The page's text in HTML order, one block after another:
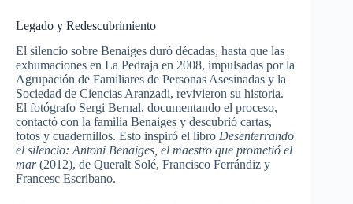
Legado y Redescubrimiento
El silencio sobre Benaiges duró décadas, hasta que las
exhumaciones en La Pedraja en 2008, impulsadas por la
Agrupación de Familiares de Personas Asesinadas y la
Sociedad de Ciencias Aranzadi, revivieron su historia.
El fotógrafo Sergi Bernal, documentando el proceso,
contactó con la familia Benaiges y descubrió cartas,
fotos y cuadernillos. Esto inspiró el libro Desenterrando
el silencio: Antoni Benaiges, el maestro que prometió el
mar(2012), de Queralt Solé, Francisco Ferrándiz y
Francesc Escribano.